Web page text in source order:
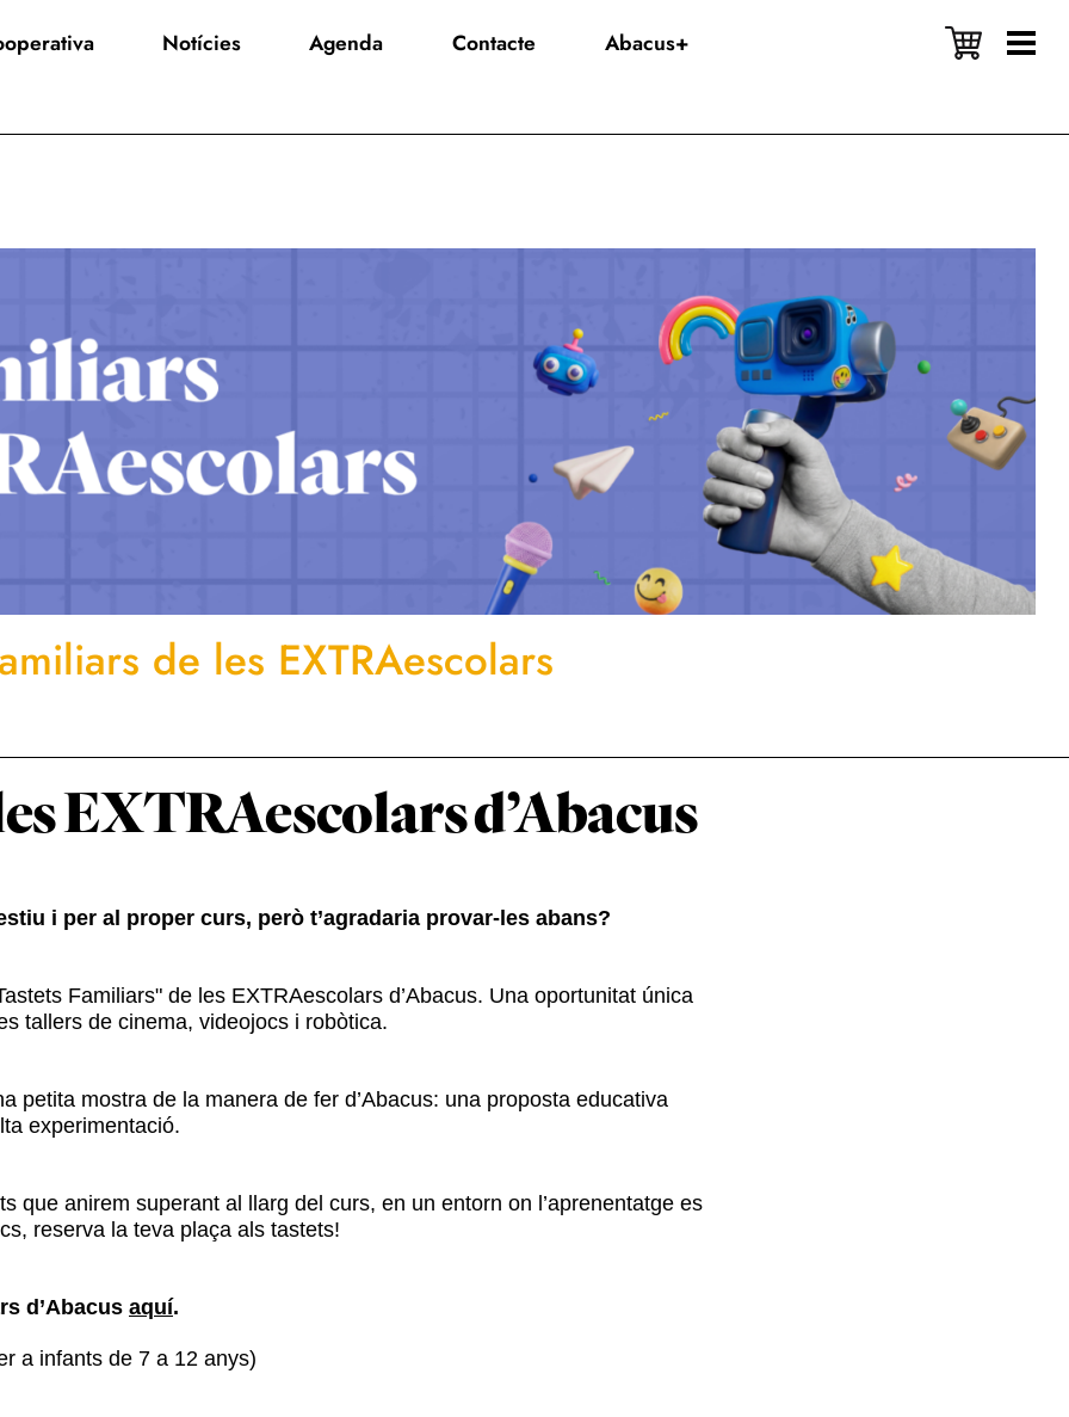
Notícies Agenda Contacte Abacus+
de les EXTRAescolars
EXTRAescolars d’Abacus
i per al proper curs, però t’agradaria provar-les abans?
Familiars" de les EXTRAescolars d’Abacus. Una oportunitat única
tallers de cinema, videojocs i robòtica.
petita mostra de la manera de fer d’Abacus: una proposta educativa
experimentació.
que anirem superant al llarg del curs, en un entorn on l’aprenentatge es
reserva la teva plaça als tastets!
d’Abacus aquí.
a infants de 7 a 12 anys)